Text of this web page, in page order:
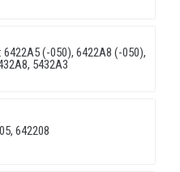
(-050), 6422A8 (-050),
5432A3
642208